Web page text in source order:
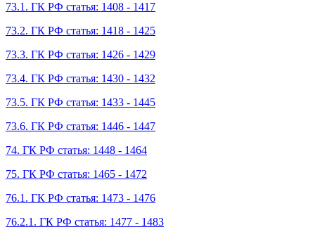
73.1. ГК РФ статья: 1408 - 1417
73.2. ГК РФ статья: 1418 - 1425
73.3. ГК РФ статья: 1426 - 1429
73.4. ГК РФ статья: 1430 - 1432
73.5. ГК РФ статья: 1433 - 1445
73.6. ГК РФ статья: 1446 - 1447
74. ГК РФ статья: 1448 - 1464
75. ГК РФ статья: 1465 - 1472
76.1. ГК РФ статья: 1473 - 1476
76.2.1. ГК РФ статья: 1477 - 1483